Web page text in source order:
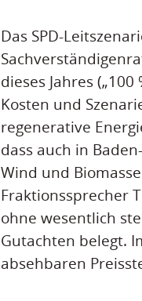
Das SPD-
dieses Jahres
Kosten und
regenerative
dass auch in
Wind und
Fraktionssprecher
ohne wesentlich
Gutachten belegt.
absehbaren